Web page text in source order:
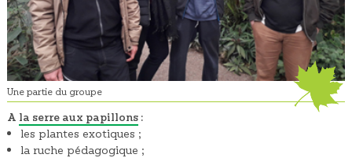
Une partie du groupe
A la serre aux papillons:
les plantes exotiques ;
la ruche pédagogique ;